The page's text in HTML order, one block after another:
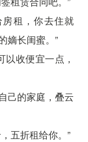
租，你去住就
嫡长闺蜜。”
收便宜一点，
己的家庭，叠云
五折租给你。”